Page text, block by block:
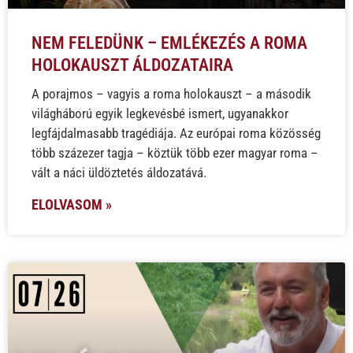
NEM FELEDÜNK – EMLÉKEZÉS A ROMA
HOLOKAUSZT ÁLDOZATAIRA
A porajmos – vagyis a roma holokauszt – a második
világháború egyik legkevésbé ismert, ugyanakkor
legfájdalmasabb tragédiája. Az európai roma közösség
több százezer tagja – köztük több ezer magyar roma –
vált a náci üldöztetés áldozatává.
ELOLVASOM »